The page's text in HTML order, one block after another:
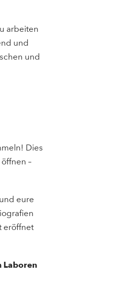
arbeiten
und
und
Dies
–
eure
eröffnet
Laboren